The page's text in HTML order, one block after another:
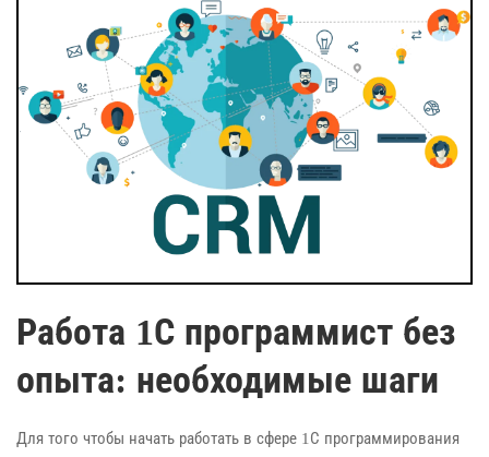
Работа 1С программист без
опыта: необходимые шаги
Для того чтобы начать работать в сфере 1С программирования